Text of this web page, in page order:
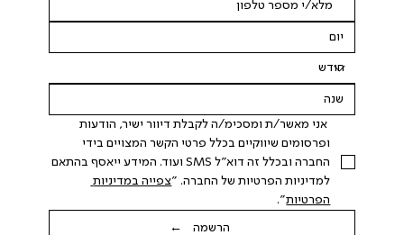
אני מאשר/ת ומסכימ/ה לקבלת דיוור ישיר, הודעות
החברה ובכלל זה דוא"ל SMS ועוד. המידע ייאסף בהתאם
למדיניות הפרטיות של החברה. "
צפייה במדיניות
הפרטיות".
הרשמה ←